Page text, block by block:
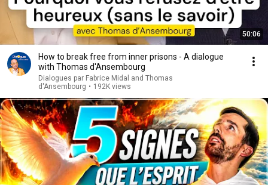
50:06
How to break free from inner prisons - A dialogue
with Thomas d'Ansembourg
Dialogues par Fabrice Midal and Thomas
d'Ansembourg • 192K views